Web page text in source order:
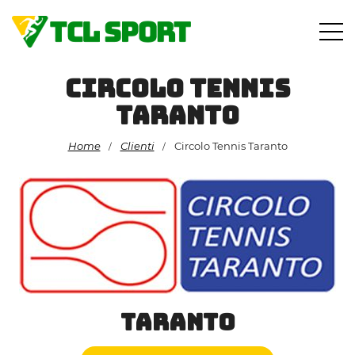
al
Circolo Tennis
Taranto
Home / Clienti / Circolo Tennis Taranto
Taranto